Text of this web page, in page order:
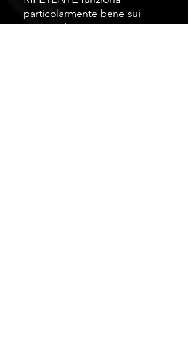
particolarmente bene sui
suoni puliti in cui i requisiti